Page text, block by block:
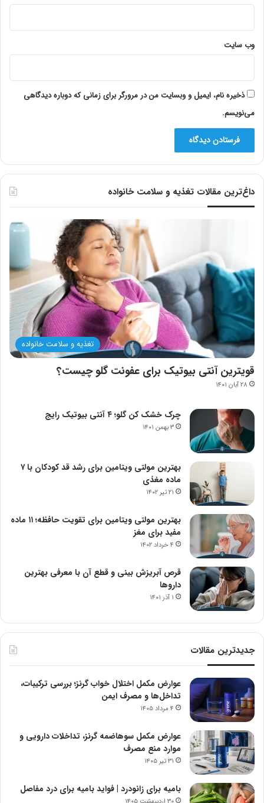
وب‌ سایت
ذخیره نام، ایمیل و وبسایت من در مرورگر برای زمانی که دوباره دیدگاهی
می‌نویسم.
داغ‌ترین مقالات تغذیه و سلامت خانواده
تغذیه و سلامت خانواده
قویترین آنتی بیوتیک برای عفونت گلو چیست؟
۲۸ آبان ۱۴۰۱
چرک خشک کن گلو؛ ۴ آنتی بیوتیک رایج
۳ بهمن ۱۴۰۱
بهترین مولتی ویتامین برای رشد قد کودکان با ۷
ماده مغذی
۲۱ تیر ۱۴۰۲
بهترین مولتی ویتامین برای تقویت حافظه؛ ۱۱ ماده
مفید برای مغز
۴ خرداد ۱۴۰۲
قرص آبریزش بینی و قطع آن با معرفی بهترین
داروها
۱ آذر ۱۴۰۱
جدیدترین مقالات
عوارض مکمل اختلال خواب گرنز؛ بررسی ترکیبات،
تداخل‌ها و مصرف ایمن
۴ مرداد ۱۴۰۵
عوارض مکمل سوهاضمه گرنز، تداخلات دارویی و
موارد منع مصرف
۳۱ تیر ۱۴۰۵
بامیه برای زانودرد | فواید بامیه برای درد مفاصل